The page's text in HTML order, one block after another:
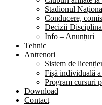
Stadionul
Conducere,
Decizii
Info – Anunțuri
Tehnic
Antrenori
Sistem de
Fișă individuală
Program cursuri
Download
Contact